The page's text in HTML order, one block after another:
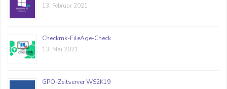
13. Februar 2021
Checkmk-FileAge-Check
13. Mai 2021
GPO-Zeitserver WS2K19